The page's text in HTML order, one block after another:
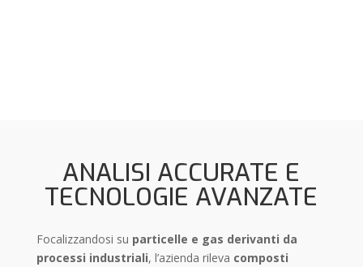
ANALISI ACCURATE E
TECNOLOGIE AVANZATE
Focalizzandosi su particelle e gas derivanti da
processi industriali, l’azienda rileva composti